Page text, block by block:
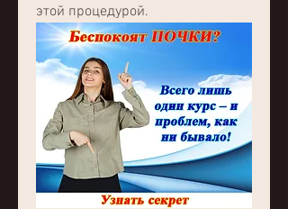
этой процедурой.